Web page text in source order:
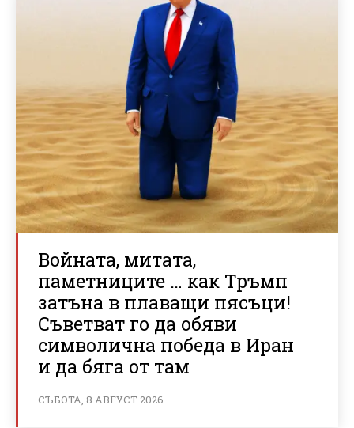
Войната, митата,
паметниците … как Тръмп
затъна в плаващи пясъци!
Съветват го да обяви
символична победа в Иран
и да бяга от там
СЪБОТА, 8 АВГУСТ 2026